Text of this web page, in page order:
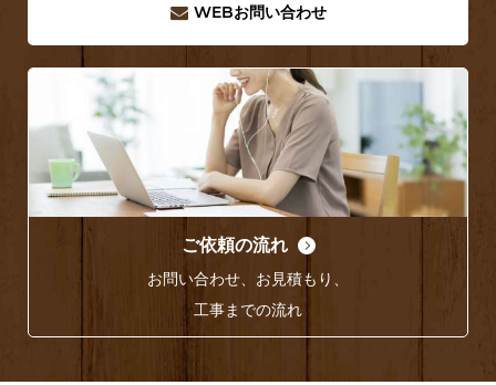
WEBお問い合わせ
ご依頼の流れ
お問い合わせ、お見積もり、
工事までの流れ